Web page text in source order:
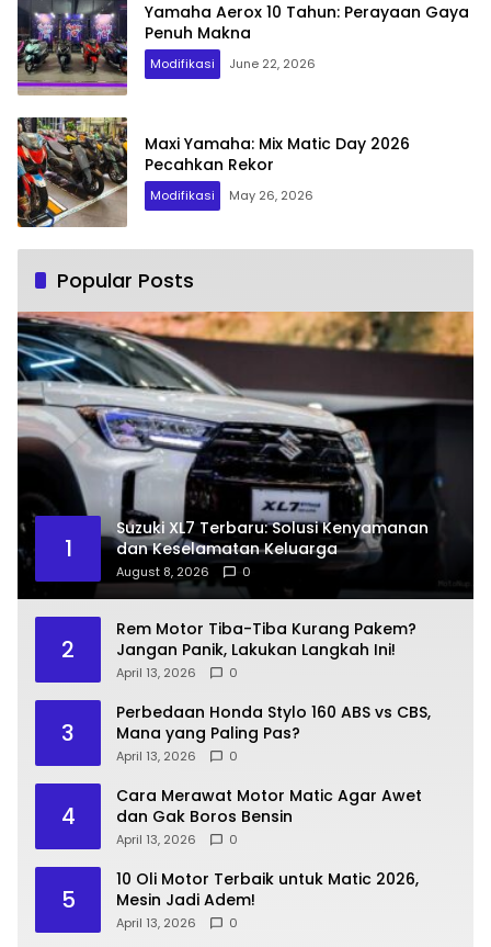
Yamaha Aerox 10 Tahun: Perayaan Gaya
Penuh Makna
Modifikasi June 22, 2026
Maxi Yamaha: Mix Matic Day 2026
Pecahkan Rekor
Modifikasi May 26, 2026
Popular Posts
1
Suzuki XL7 Terbaru: Solusi Kenyamanan
dan Keselamatan Keluarga
August 8, 2026 0
2
Rem Motor Tiba-Tiba Kurang Pakem?
Jangan Panik, Lakukan Langkah Ini!
April 13, 2026 0
3
Perbedaan Honda Stylo 160 ABS vs CBS,
Mana yang Paling Pas?
April 13, 2026 0
4
Cara Merawat Motor Matic Agar Awet
dan Gak Boros Bensin
April 13, 2026 0
5
10 Oli Motor Terbaik untuk Matic 2026,
Mesin Jadi Adem!
April 13, 2026 0